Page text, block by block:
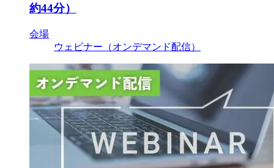
約44分）
会場
ウェビナー（オンデマンド配信）